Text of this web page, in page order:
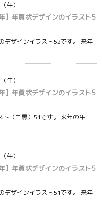
午）
】年賀状デザインのイラスト5
デザインイラスト52です。 来年
午）
】年賀状デザインのイラスト5
ト（白黒）51です。 来年の午
午）
】年賀状デザインのイラスト5
デザインイラスト51です。 来年